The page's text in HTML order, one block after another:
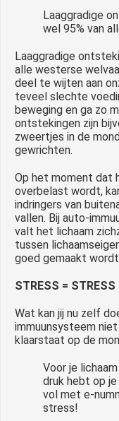
Laaggradige
wel 95% van
Laaggradige
alle westerse
deel te wijten aan
teveel slechte
beweging en ga zo
ontstekingen zijn
zweertjes in de
gewrichten.
Op het moment dat
overbelast wordt,
indringers van
vallen. Bij auto-
valt het lichaam
tussen
goed gemaakt
STRESS = STRESS
Wat kan jij nu zelf
immuunsysteem
klaarstaat op de
Voor je
druk hebt op
vol met e-
stress!